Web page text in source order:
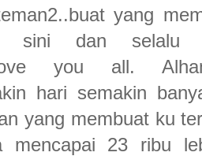
yang
sini dan selalu
you all.
hari semakin
yang membuat ku
mencapai 23 ribu